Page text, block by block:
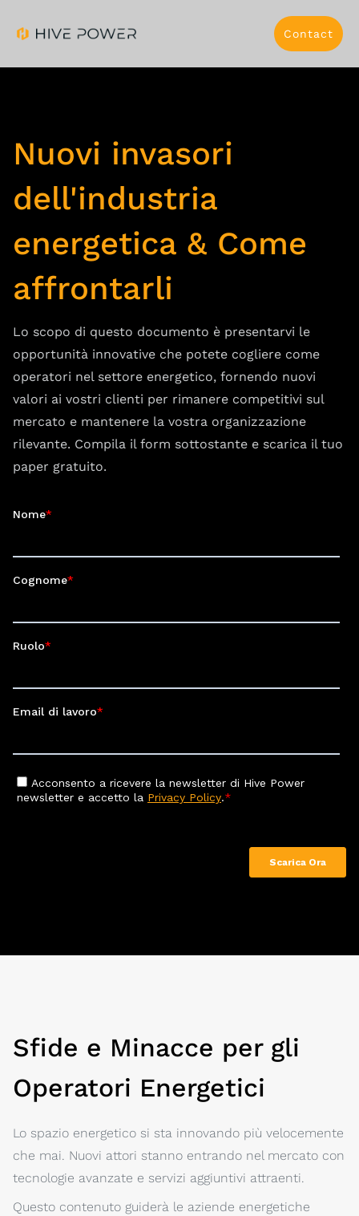
Contact
Nuovi invasori
dell'industria
energetica & Come
affrontarli
Lo scopo di questo documento è presentarvi le
opportunità innovative che potete cogliere come
operatori nel settore energetico, fornendo nuovi
valori ai vostri clienti per rimanere competitivi sul
mercato e mantenere la vostra organizzazione
rilevante. Compila il form sottostante e scarica il tuo
paper gratuito.
Sfide e Minacce per gli
Operatori Energetici
Lo spazio energetico si sta innovando più velocemente
che mai. Nuovi attori stanno entrando nel mercato con
tecnologie avanzate e servizi aggiuntivi attraenti.
Questo contenuto guiderà le aziende energetiche